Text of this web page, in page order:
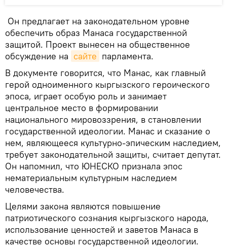
Он предлагает на законодательном уровне
обеспечить образ Манаса государственной
защитой. Проект вынесен на общественное
обсуждение на сайте парламента.
В документе говорится, что Манас, как главный
герой одноименного кыргызского героического
эпоса, играет особую роль и занимает
центральное место в формировании
национального мировоззрения, в становлении
государственной идеологии. Манас и сказание о
нем, являющееся культурно-эпическим наследием,
требует законодательной защиты, считает депутат.
Он напомнил, что ЮНЕСКО признала эпос
нематериальным культурным наследием
человечества.
Целями закона являются повышение
патриотического сознания кыргызского народа,
использование ценностей и заветов Манаса в
качестве основы государственной идеологии.